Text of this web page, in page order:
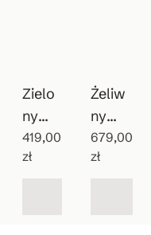
Zielo
ny
wiszą
cy
419,00
zł
Żeliw
ny
patyn
owan
679,00
zł